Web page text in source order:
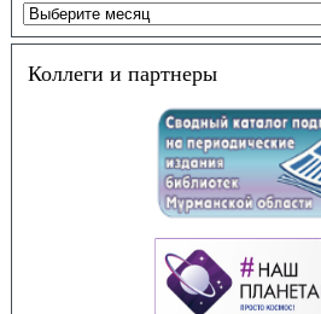
Коллеги и партнеры